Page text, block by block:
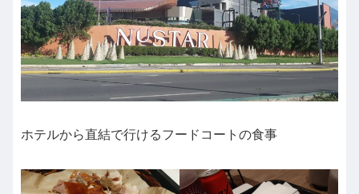
ホテルから直結で行けるフードコートの食事